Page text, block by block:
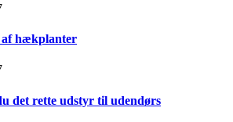
hækplanter
det rette udstyr til udendørs